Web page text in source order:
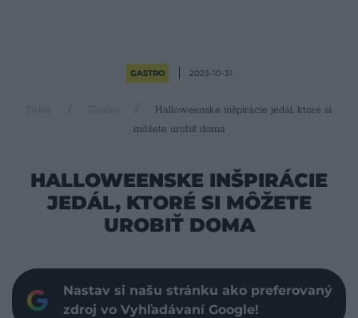
GASTRO 2023-10-31
Drive Gastro
Halloweenske inšpirácie jedál, ktoré si
môžete urobiť doma
HALLOWEENSKE INŠPIRÁCIE
JEDÁL, KTORÉ SI MÔŽETE
UROBIŤ DOMA
Nastav si našu stránku ako preferovaný
zdroj vo Vyhľadávaní Google!